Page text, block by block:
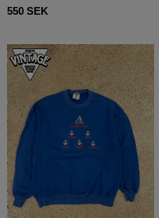
550 SEK